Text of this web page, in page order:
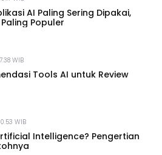
AI Paling Sering Dipakai,
Populer
WIB
Tools AI untuk Review
WIB
Intelligence? Pengertian